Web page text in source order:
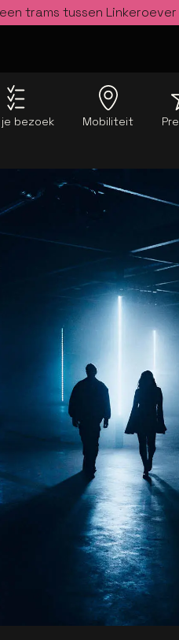
trams tussen
je bezoek Mobiliteit